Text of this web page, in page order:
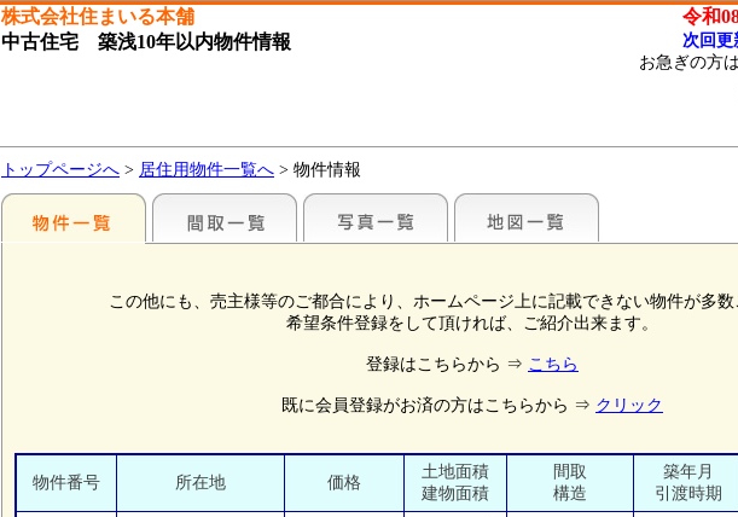
令和
次回更
株式会社住まいる本舗
中古住宅 築浅10年以内物件情報
お急ぎの方
トップページへ > 居住用物件一覧へ > 物件情報
この他にも、売主様等のご都合により、ホームページ上に記載できない物件が多数
希望条件登録をして頂ければ、ご紹介出来ます。
登録はこちらから ⇒ こちら
既に会員登録がお済の方はこちらから ⇒ クリック
物件番号 所在地 価格
土地面積
建物面積
間取
構造
築年月
引渡時期